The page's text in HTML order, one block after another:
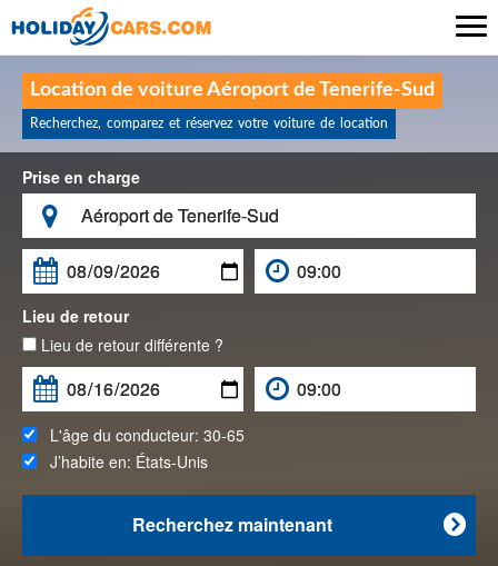
Location de voiture Aéroport de Tenerife-Sud
Recherchez, comparez et réservez votre voiture de location
Prise en charge


Lieu de retour
Lieu de retour différente ?
L'âge du conducteur: 30-65
J’habite en: États-Unis

Recherchez maintenant